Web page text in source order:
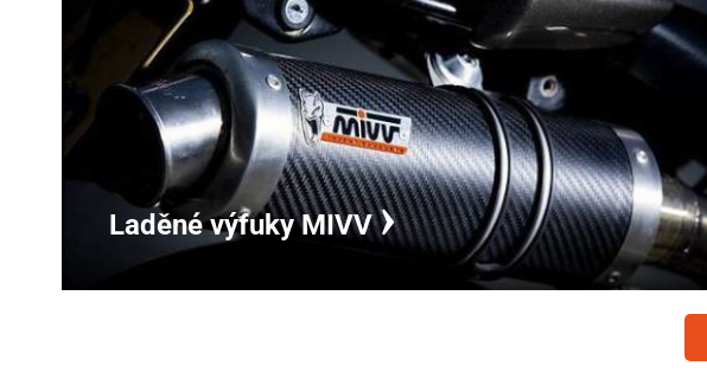
Laděné výfuky MIVV